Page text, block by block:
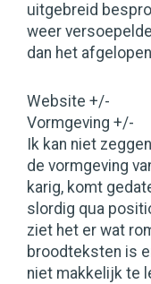
uitgebreid
weer
dan het
Website +/-
Vormgeving +/-
Ik kan niet
de vormgeving
karig, komt
slordig qua
ziet het er wat
broodteksten is
niet makkelijk te